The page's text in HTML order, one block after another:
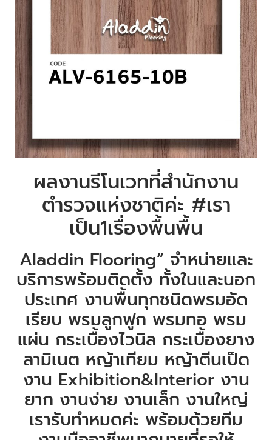
ผลงานรีโนเวทที่สำนักงาน
ตำรวจแห่งชาติค่ะ #เรา
เป็น1เรื่องพื้นพื้น
Aladdin Flooring” จำหน่ายและ
บริการพร้อมติดตั้ง ทั้งในและนอก
ประเทศ งานพื้นทุกชนิดพรมอัด
เรียบ พรมลูกฟูก พรมทอ พรม
แผ่น กระเบื้องไวนิล กระเบื้องยาง
ลามิเนต หญ้าเทียม หญ้าตีนเป็ด
งาน Exhibition&Interior งาน
ยาก งานง่าย งานเล็ก งานใหญ่
เรารับทำหมดค่ะ พร้อมด้วยทีม